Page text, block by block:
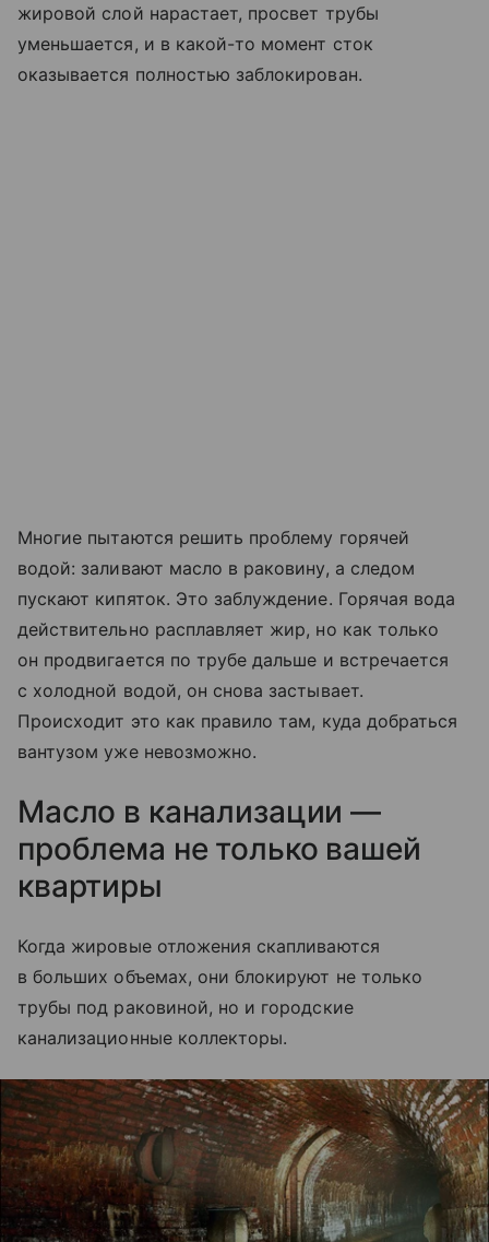
жировой слой нарастает, просвет трубы
уменьшается, и в какой-то момент сток
оказывается полностью заблокирован.
Многие пытаются решить проблему горячей
водой: заливают масло в раковину, а следом
пускают кипяток. Это заблуждение. Горячая вода
действительно расплавляет жир, но как только
он продвигается по трубе дальше и встречается
с холодной водой, он снова застывает.
Происходит это как правило там, куда добраться
вантузом уже невозможно.
Масло в канализации —
проблема не только вашей
квартиры
Когда жировые отложения скапливаются
в больших объемах, они блокируют не только
трубы под раковиной, но и городские
канализационные коллекторы.